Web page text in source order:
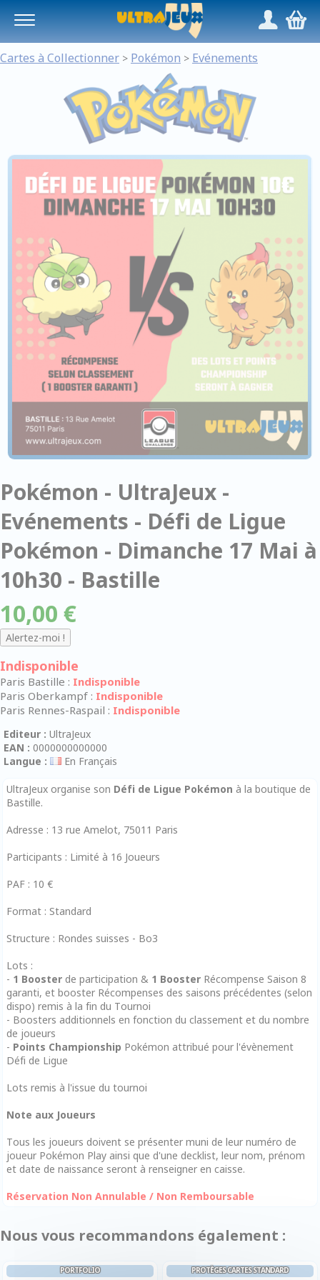
/,
Cartes à Collectionner > Pokémon > Evénements
Pokémon - UltraJeux -
Evénements - Défi de Ligue
Pokémon - Dimanche 17 Mai à
10h30 - Bastille
10,00 €
Indisponible
Paris Bastille : Indisponible
Paris Oberkampf : Indisponible
Paris Rennes-Raspail : Indisponible
Editeur : UltraJeux
EAN : 0000000000000
Langue :
En Français
UltraJeux organise son Défi de Ligue Pokémon à la boutique de
Bastille.
Adresse : 13 rue Amelot, 75011 Paris
Participants : Limité à 16 Joueurs
PAF : 10 €
Format : Standard
Structure : Rondes suisses - Bo3
Lots :
- 1 Booster de participation & 1 Booster Récompense Saison 8
garanti, et booster Récompenses des saisons précédentes (selon
dispo) remis à la fin du Tournoi
- Boosters additionnels en fonction du classement et du nombre
de joueurs
- Points Championship Pokémon attribué pour l'évènement
Défi de Ligue
Lots remis à l'issue du tournoi
Note aux Joueurs
Tous les joueurs doivent se présenter muni de leur numéro de
joueur Pokémon Play ainsi que d'une decklist, leur nom, prénom
et date de naissance seront à renseigner en caisse.
Réservation Non Annulable / Non Remboursable
Nous vous recommandons également :
PORTFOLIO PROTÈGES CARTES STANDARD